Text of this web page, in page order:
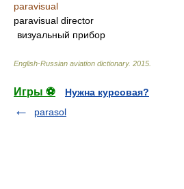
paravisual
paravisual director
визуальный прибор
English-Russian aviation dictionary. 2015
Игры ⚽
Нужна курсовая?
parasol